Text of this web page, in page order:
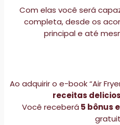
Com elas você será
completa, desde os
principal e até
Ao adquirir o e-book “Air
receitas
Você receberá 5 bônus